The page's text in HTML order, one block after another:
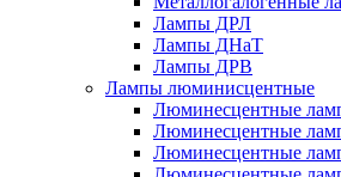
Лампы ДРЛ
Лампы ДНаТ
Лампы ДРВ
Лампы люминисцентные
Люминесцентные
Люминесцентные
Люминесцентные